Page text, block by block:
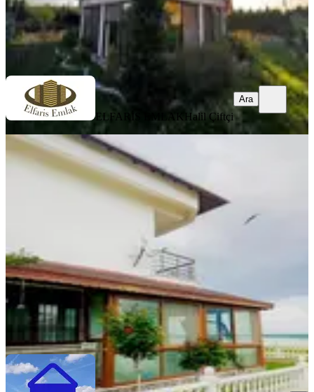
ELFARİS EMLAK Halil Çiftçi
ELFARİS EMLAK Halil Çiftçi
Ara
MANZARALI
Marmaraereğlisi Site İçerisinde
Kiralık 3+1 Dubleks Villa
Tekirdağ, Marmaraereğlisi
17.05.2026
AKTİF GAYRİMENKUL ARSA OFİSİMehmet Selim Karadaş